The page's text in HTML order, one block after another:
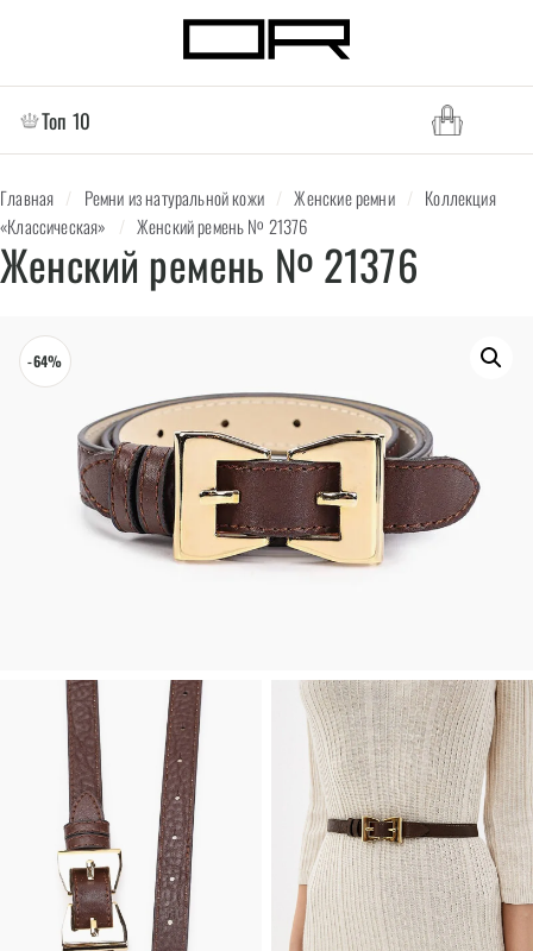
Топ 10
Главная / Ремни из натуральной кожи / Женские ремни / Коллекция
«Классическая» / Женский ремень № 21376
Женский ремень № 21376
-64%